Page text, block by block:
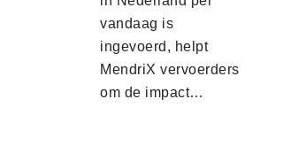
vandaag is
ingevoerd, helpt
MendriX vervoerders
om de impact…